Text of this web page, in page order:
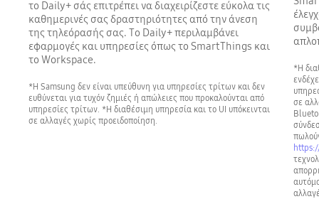
το Daily+ σάς επιτρέπει να διαχειρίζεστε εύκολα τις
καθημερινές σας δραστηριότητες από την άνεση
της τηλεόρασής σας. Το Daily+ περιλαμβάνει
εφαρμογές και υπηρεσίες όπως το SmartThings και
το Workspace.
*Η Samsung δεν είναι υπεύθυνη για υπηρεσίες τρίτων και δεν
ευθύνεται για τυχόν ζημιές ή απώλειες που προκαλούνται από
υπηρεσίες τρίτων. *Η διαθέσιμη υπηρεσία και το UI υπόκεινται
σε αλλαγές χωρίς προειδοποίηση.
*Η
σε